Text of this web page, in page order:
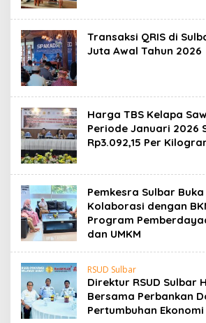
Transaksi QRIS di
Juta Awal Tahun 2026
Harga TBS Kelapa
Periode Januari 2026
Rp3.092,15 Per
Pemkesra Sulbar
Kolaborasi dengan
Program
dan UMKM
RSUD Sulbar
Direktur RSUD Sulbar
Bersama Perbankan
Pertumbuhan Ekonomi